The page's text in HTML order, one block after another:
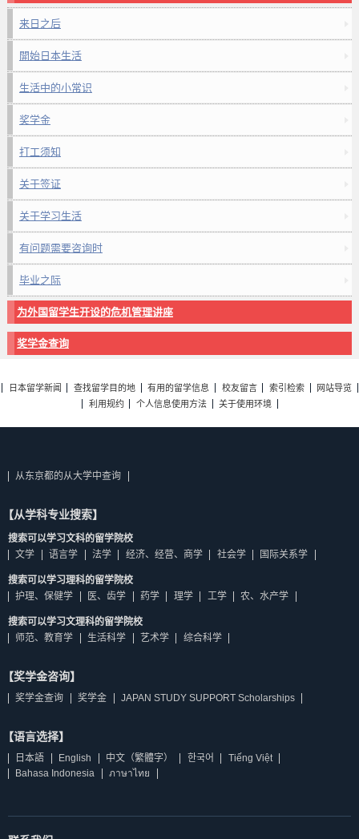
来日之后
開始日本生活
生活中的小常识
奖学金
打工须知
关于签证
关于学习生活
有问题需要咨询时
毕业之际
为外国留学生开设的危机管理讲座
奖学金查询
日本留学新闻 查找留学目的地 有用的留学信息 校友留言 索引检索
网站导览
利用规约
个人信息使用方法 关于使用环境
从东京都的从大学中查询
【从学科专业搜索】
搜索可以学习文科的留学院校
文学
语言学 法学 经济、经营、商学 社会学 国际关系学
搜索可以学习理科的留学院校
护理、保健学
医、齿学 药学 理学 工学 农、水产学
搜索可以学习文理科的留学院校
师范、教育学
生活科学 艺术学 综合科学
【奖学金咨询】
奖学金查询 奖学金 JAPAN STUDY SUPPORT Scholarships
【语言选择】
日本語 English 中文（繁體字） 한국어
Tiếng Việt
Bahasa Indonesia
ภาษาไทย